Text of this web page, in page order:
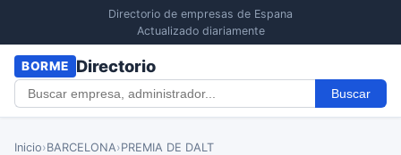
Directorio de empresas de Espana
Actualizado diariamente
BORME Directorio
Buscar
Inicio›BARCELONA›PREMIA DE DALT